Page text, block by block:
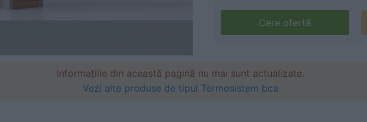
Cere ofertă
Informațiile din această pagină nu mai sunt actualizate.
Vezi alte produse de tipul Termosistem bca